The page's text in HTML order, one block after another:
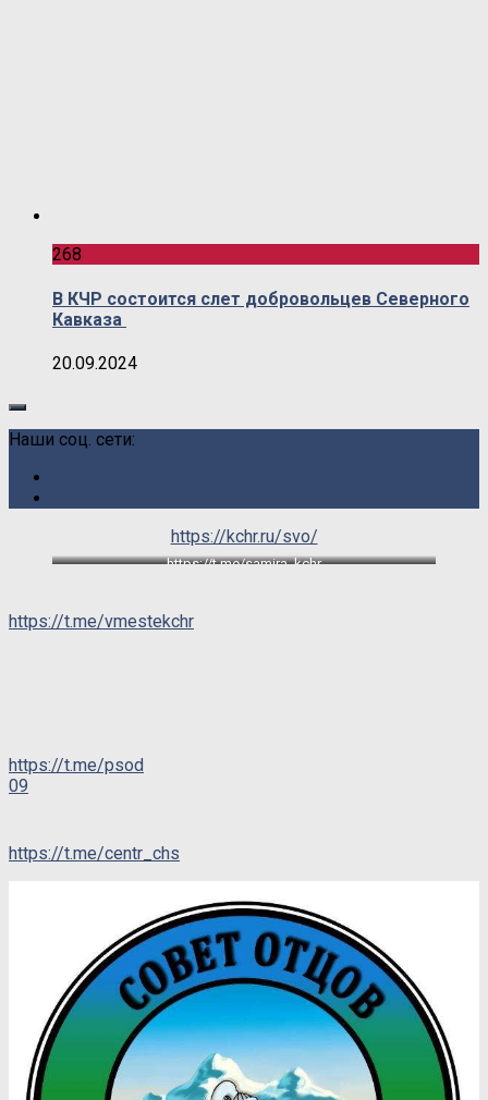
268
В КЧР состоится слет добровольцев Северного
Кавказа
20.09.2024
Наши соц. сети:
https://kchr.ru/svo/
https://t.me/samira_kchr
https://t.me/vmestekchr
https://t.me/psod
09
https://t.me/centr_chs